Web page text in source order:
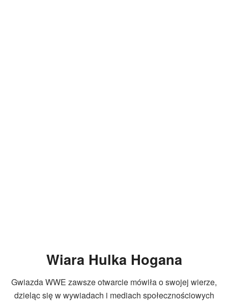
Wiara Hulka Hogana
Gwiazda WWE zawsze otwarcie mówiła o swojej wierze,
dzieląc się w wywiadach i mediach społecznościowych